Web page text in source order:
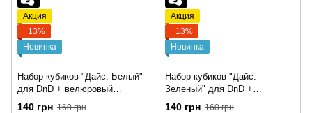
Акция
−13%
Новинка
Набор кубиков "Дайс: Белый"
для DnD + велюровый
мешочек
140 грн 160 грн
Акция
−13%
Новинка
Набор кубиков "Дайс:
Зеленый" для DnD +
велюровый мешочек
140 грн 160 грн